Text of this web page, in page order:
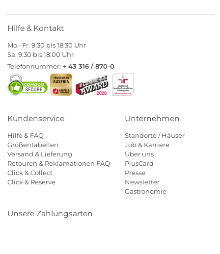
Hilfe & Kontakt
Mo.–Fr. 9:30 bis 18:30 Uhr
Sa. 9:30 bis 18:00 Uhr
Telefonnummer: + 43 316 / 870-0
Kundenservice
Hilfe & FAQ
Größentabellen
Versand & Lieferung
Retouren & Reklamationen FAQ
Click & Collect
Click & Reserve
Unternehmen
Standorte / Häuser
Job & Karriere
Über uns
PlusCard
Presse
Newsletter
Gastronomie
Unsere Zahlungsarten